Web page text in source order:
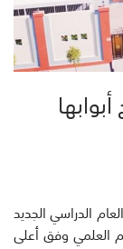
الدراسي الجديد
العلمي وفق أعلى